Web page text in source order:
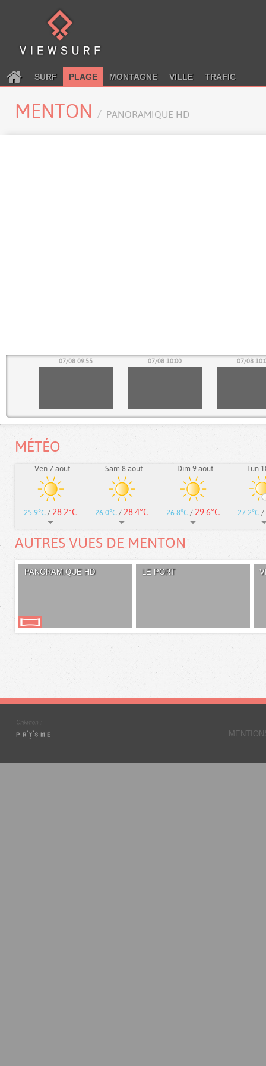
SURF PLAGE MONTAGNE VILLE TRAFIC
MENTON PANORAMIQUE HD
07/08 09:55 07/08 10:00 07/08
MÉTÉO
Ven 7 août
25.9°C / 28.2°C
Sam 8 août
26.0°C / 28.4°C
Dim 9 août
26.8°C / 29.6°C
Lun
27.2°C /
AUTRES VUES DE MENTON
PANORAMIQUE HD LE PORT